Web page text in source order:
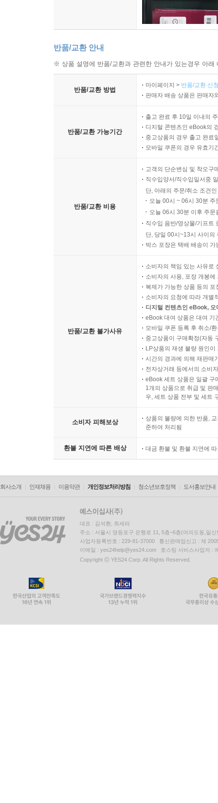
반품/교환 안내
※ 상품 설명에 반품/교환과 관련한 안내가 있는경우 아
반품/교환 방법
마이페이지 > 반품/교환 신
판매자 배송 상품은 판매자
반품/교환 가능기간
출고 완료 후 10일 이내의
디지털 콘텐츠인 eBook의
중고상품의 경우 출고 완료
모바일 쿠폰의 경우 유효기
반품/교환 비용
고객의 단순변심 및 착오구
직수입양서/직수입일서중
단, 아래의 주문/취소 조건
오늘 00시 ~ 06시 30분
오늘 06시 30분 이후 주
직수입 음반/영상물/기프트
단, 당일 00시~13시 사이의
박스 포장은 택배 배송이
반품/교환 불가사유
소비자의 책임 있는 사유로
소비자의 사용, 포장 개봉
복제가 가능한 상품 등의
소비자의 요청에 따라 개별
디지털 컨텐츠인 eBook,
eBook 대여 상품은 대여 기
모바일 쿠폰 등록 후 취소/
중고상품이 구매확정(자동
LP상품의 재생 불량 원인
시간의 경과에 의해 재판매
전자상거래 등에서의 소비
eBook 세트 상품은 일괄 구
1개의 상품으로 취급 및 판
우, 세트 상품 전부 및 세트
소비자 피해보상
상품의 불량에 의한 반품,
준하여 처리됨
환불 지연에 따른 배상 대금 환불 및 환불 지연에
회사소개 인재채용 이용약관 개인정보처리방침 청소년보호정책 도서홍보안내
대표 : 김석환, 최세라
주소 : 서울시 영등포구 은행로 11, 5층~6층(여의도동,일신
사업자등록번호 : 229-81-37000 통신판매업신고 : 제
이메일 : yes24help@yes24.com 호스팅 서비스사업자 :
Copyright ⓒ YES24 Corp. All Rights Reserved.